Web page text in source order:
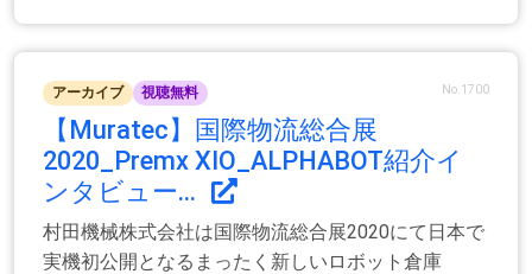
アーカイブ 視聴無料 No.1700
【Muratec】国際物流総合展
2020_Premx XIO_ALPHABOT紹介イ
ンタビュー...
村田機械株式会社は国際物流総合展2020にて日本で
実機初公開となるまったく新しいロボット倉庫